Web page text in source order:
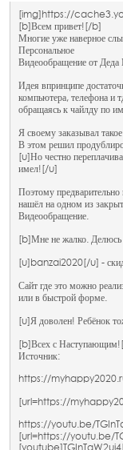
[img]https://
[b]Всем привет![/b]
Многие уже наверное
Персональное
Видеообращение от Деда
Идея впринципе
компьютера, телефона и
обращаясь к чайлду по
Я своему заказывал
В этом решил
[u]Но честно
имел![/u]
Поэтому
нашёл на одном из
Видеообращение.
[b]Мне не жалко.
[u]banzai2020[/u] -
Сайт где это можно
или в быстрой форме.
[u]Я доволен! Ребёнок
[b]Всех с
Источник:
https://
[url=https://
https://youtu.be/
[url=https://youtu.be/